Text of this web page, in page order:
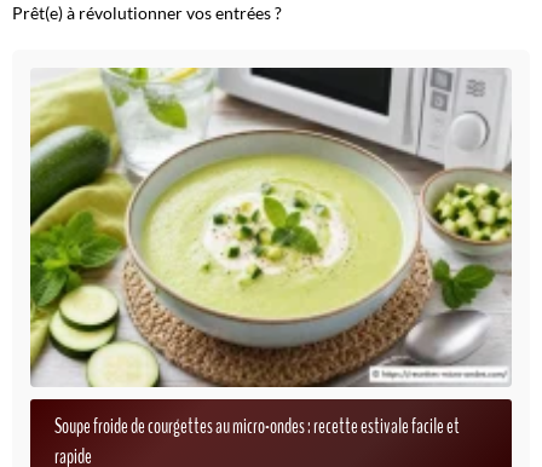
Prêt(e) à révolutionner vos entrées ?
Soupe froide de courgettes au micro-ondes : recette estivale facile et
rapide